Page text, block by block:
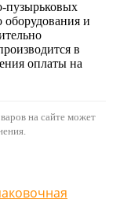
пузырьковых
оборудования и
в
оплаты на
на сайте может